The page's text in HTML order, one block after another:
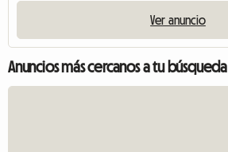
Ver anuncio
Anuncios más cercanos a tu búsqueda